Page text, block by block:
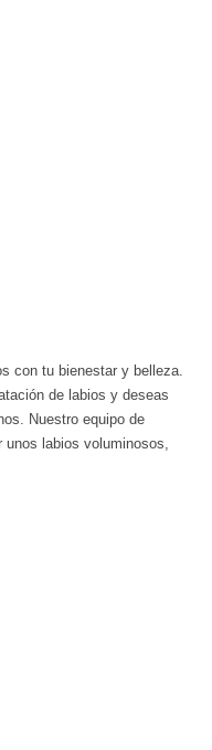
con tu bienestar y belleza.
de labios y deseas
Nuestro equipo de
unos labios voluminosos,